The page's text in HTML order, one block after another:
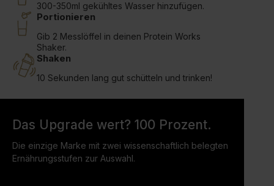
300-350ml gekühltes Wasser hinzufügen.
Portionieren
Gib 2 Messlöffel in deinen Protein Works
Shaker.
Shaken
10 Sekunden lang gut schütteln und trinken!
Das Upgrade wert? 100 Prozent.
Die einzige Marke mit zwei wissenschaftlich belegten
Ernährungsstufen zur Auswahl.